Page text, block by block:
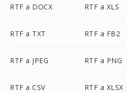
RTF a DOCX RTF a XLS
RTF a TXT RTF a FB2
RTF a JPEG RTF a PNG
RTF a CSV RTF a XLSX